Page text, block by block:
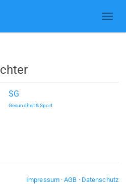
SG
Gesundheit & Sport
Impressum·AGB · Datenschutz